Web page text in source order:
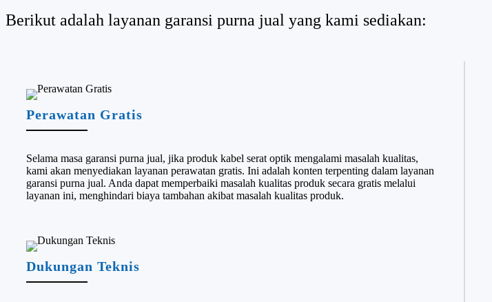
Berikut adalah layanan garansi purna jual yang kami sediakan:
Perawatan Gratis
Selama masa garansi purna jual, jika produk kabel serat optik mengalami masalah kualitas,
kami akan menyediakan layanan perawatan gratis. Ini adalah konten terpenting dalam layanan
garansi purna jual. Anda dapat memperbaiki masalah kualitas produk secara gratis melalui
layanan ini, menghindari biaya tambahan akibat masalah kualitas produk.
Dukungan Teknis